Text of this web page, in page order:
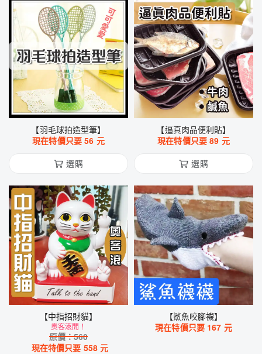
【羽毛球拍造型筆】
現在特價只要56 元
選購
【逼真肉品便利貼】
現在特價只要89 元
選購
【中指招財貓】
奧客滾開！
原價：560
現在特價只要 558 元
【鯊魚咬腳襪】
現在特價只要 167 元